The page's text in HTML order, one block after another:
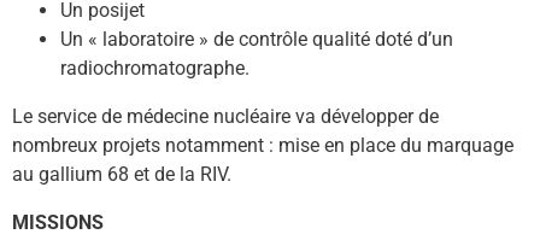
Un posijet
Un « laboratoire » de contrôle qualité doté d’un
radiochromatographe.
Le service de médecine nucléaire va développer de
nombreux projets notamment : mise en place du marquage
au gallium 68 et de la RIV.
MISSIONS